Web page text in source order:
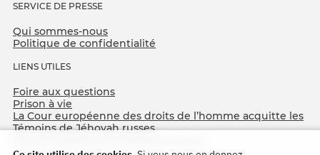
SERVICE DE PRESSE
Qui sommes-nous
Politique de confidentialité
LIENS UTILES
Foire aux questions
Prison à vie
La Cour européenne des droits de l’homme acquitte les
Témoins de Jéhovah russes